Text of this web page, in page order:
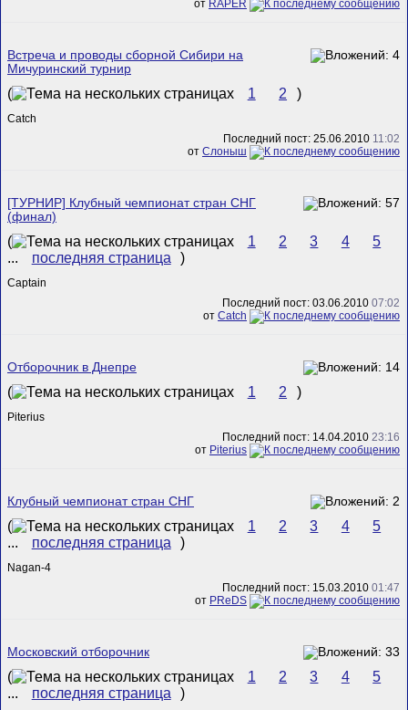
от RAPER
Встреча и проводы сборной Сибири на
Мичуринский турнир
( 1 2 )
Catch
Последний пост: 25.06.2010 11:02
от Слоныш
[ТУРНИР] Клубный чемпионат стран СНГ
(финал)
( 1 2 3 4
5
...
последняя страница )
Captain
Последний пост: 03.06.2010 07:02
от Catch
Отборочник в Днепре
( 1 2 )
Piterius
Последний пост: 14.04.2010 23:16
от Piterius
Клубный чемпионат стран СНГ
( 1 2 3 4
5
...
последняя страница )
Nagan-4
Последний пост: 15.03.2010 01:47
от PReDS
Московский отборочник
( 1 2 3 4
5
...
последняя страница )